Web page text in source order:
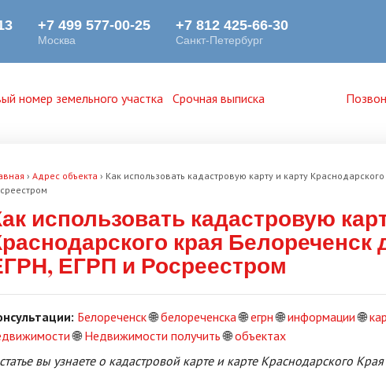
номер земельного участка Срочная выписка
› Адрес объекта › Как использовать кадастровую карту и карту
использовать кадастровую
края Белореченск
ЕГРП и Росреестром
Белореченск🌐белореченска🌐егрн🌐информации🌐
🌐Недвижимости получить🌐объектах
вы узнаете о кадастровой карте и карте Краснодарского